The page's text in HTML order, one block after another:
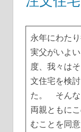
永年にわた
実父がいよ
度、我々は
文住宅を検
た。 そんな
両親ともに
むことを同